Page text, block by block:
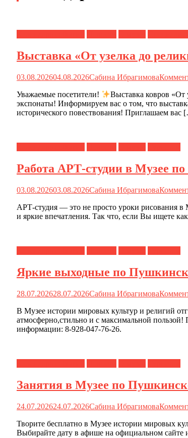
Выставка «От узелка до
03.08.202604.08.2026Сабина Ибрагимова
Уважаемые посетители!
Выставка ковров «От
экспонаты! Информируем вас о том, что
исторического повествования! Приглашаем вас
Работа АРТ-студии в Музее
03.08.202603.08.2026Сабина Ибрагимова
АРТ-студия — это не просто уроки рисования
и яркие впечатления. Так что, если Вы ищете
Яркие выходные по
28.07.202628.07.2026Сабина Ибрагимова
В Музее истории мировых культур и религий
атмосферно,стильно и с максимальной
информации: 8-928-047-76-26.
Занятия в Музее по
24.07.202624.07.2026Сабина Ибрагимова
Творите бесплатно в Музее истории мировых
Выбирайте дату в афише на официальном сайте